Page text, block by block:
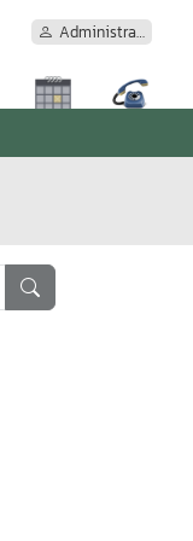
Administrator